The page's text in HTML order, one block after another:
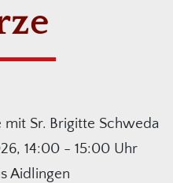
mit Sr. Brigitte Schweda
14:00 - 15:00 Uhr
Aidlingen